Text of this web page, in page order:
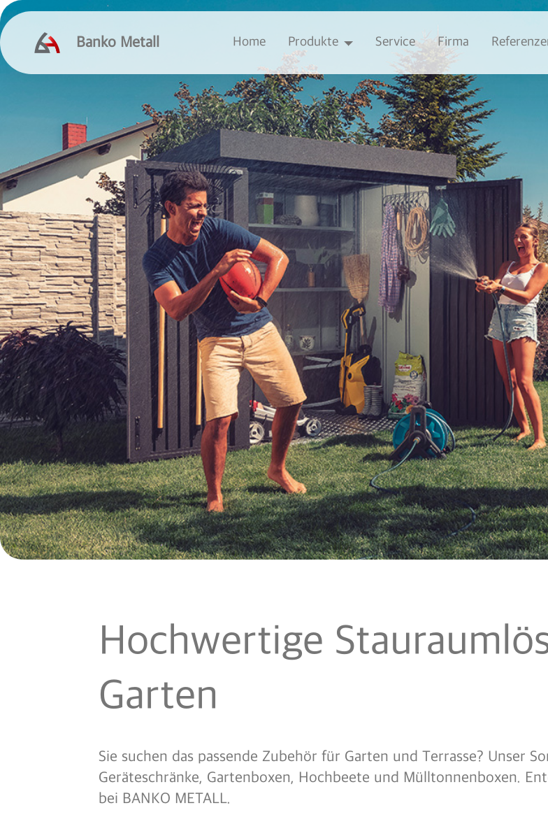
Banko Metall Home Produkte Service Firma
Hochwertige
Garten
Sie suchen das passende Zubehör für Garten und Terrasse? Unser
Geräteschränke, Gartenboxen, Hochbeete und Mülltonnenboxen.
bei BANKO METALL.